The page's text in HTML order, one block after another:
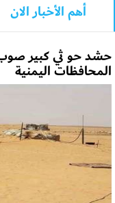
أهم الأخبار الان
حشد حو ثي كبير
المحافظات اليمنية